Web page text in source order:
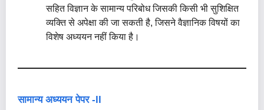
सहित विज्ञान के सामान्य परिबोध जिसकी किसी भी सुशिक्षित
व्यक्ति से अपेक्षा की जा सकती है, जिसने वैज्ञानिक विषयों का
विशेष अध्ययन नहीं किया है।
सामान्य अध्ययन पेपर -II